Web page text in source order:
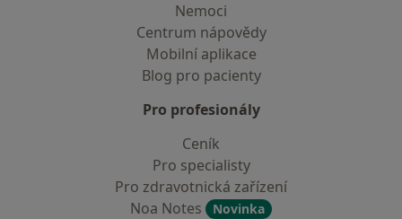
Nemoci
Centrum nápovědy
Mobilní aplikace
Blog pro pacienty
Pro profesionály
Ceník
Pro specialisty
Pro zdravotnická zařízení
Noa Notes
Novinka